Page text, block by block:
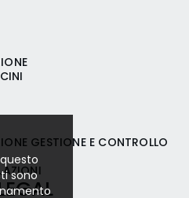
GESTIONE E CONTROLLO
sono